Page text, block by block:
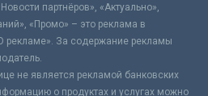
партнёров», «Актуально»,
«Промо» – это реклама в
рекламе». За содержание рекламы
не является рекламой банковских
о продуктах и услугах можно